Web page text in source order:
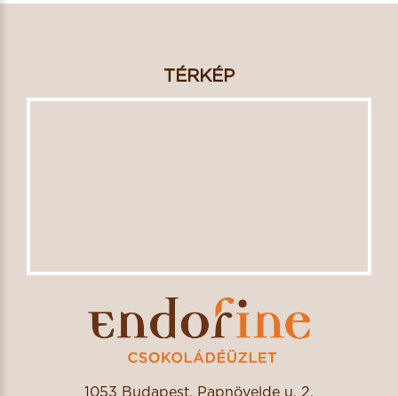
TÉRKÉP
1053 Budapest, Papnövelde u. 2.